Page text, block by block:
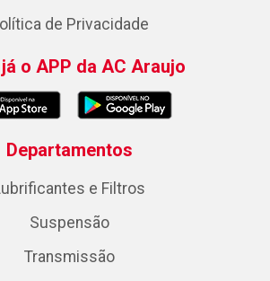
de Privacidade
o APP da AC Araujo
Departamentos
e Filtros
Suspensão
Transmissão